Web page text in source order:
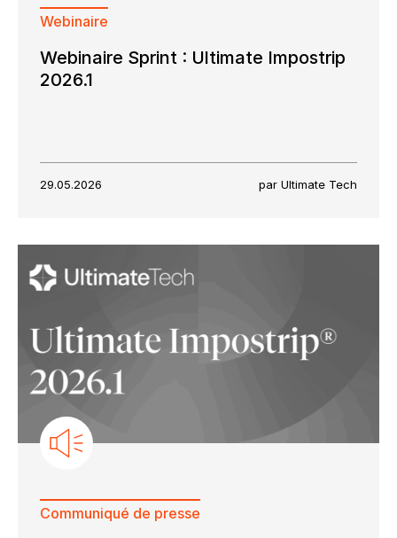
Webinaire
Webinaire Sprint : Ultimate Impostrip
2026.1
29.05.2026 par Ultimate Tech
Communiqué de presse